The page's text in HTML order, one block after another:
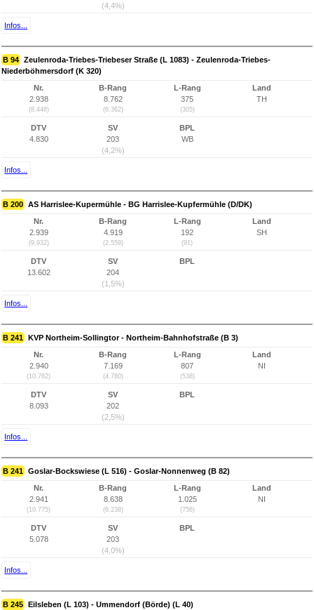
(4,4%)
Infos...
B 94 Zeulenroda-Triebes-Triebeser Straße (L 1083) - Zeulenroda-Triebes-
Niederböhmersdorf (K 320)
Nr.
2.938
(8.448)
B-Rang
8.762
(6.362)
L-Rang
375
(305)
Land
TH
DTV
4.830
SV
203
(4,2%)
BPL
WB
Infos...
B 200 AS Harrislee-Kupermühle - BG Harrislee-Kupfermühle (D/DK)
Nr.
2.939
(9.932)
B-Rang
4.919
(2.559)
L-Rang
192
(91)
Land
SH
DTV
13.602
SV
204
(1,5%)
BPL
Infos...
B 241 KVP Northeim-Sollingtor - Northeim-Bahnhofstraße (B 3)
Nr.
2.940
(10.762)
B-Rang
7.169
(4.780)
L-Rang
807
(538)
Land
NI
DTV
8.093
SV
202
(2,5%)
BPL
Infos...
B 241 Goslar-Bockswiese (L 516) - Goslar-Nonnenweg (B 82)
Nr.
2.941
(10.775)
B-Rang
8.638
(6.238)
L-Rang
1.025
(756)
Land
NI
DTV
5.078
SV
203
(4,0%)
BPL
Infos...
B 245 Eilsleben (L 103) - Ummendorf (Börde) (L 40)